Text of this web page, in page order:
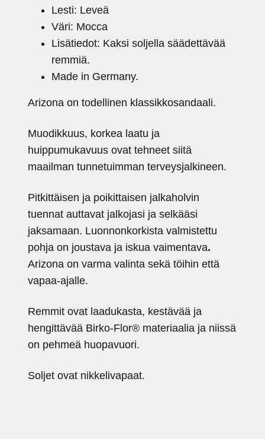
Lesti: Leveä
Väri: Mocca
Lisätiedot: Kaksi soljella säädettävää
remmiä.
Made in Germany.
Arizona on todellinen klassikkosandaali.
Muodikkuus, korkea laatu ja
huippumukavuus ovat tehneet siitä
maailman tunnetuimman terveysjalkineen.
Pitkittäisen ja poikittaisen jalkaholvin
tuennat auttavat jalkojasi ja selkääsi
jaksamaan. Luonnonkorkista valmistettu
pohja on joustava ja iskua vaimentava.
Arizona on varma valinta sekä töihin että
vapaa-ajalle.
Remmit ovat laadukasta, kestävää ja
hengittävää Birko-Flor® materiaalia ja niissä
on pehmeä huopavuori.
Soljet ovat nikkelivapaat.